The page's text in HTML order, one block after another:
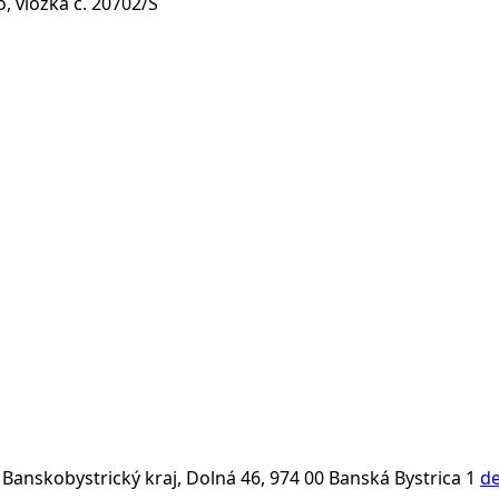
kraj, Dolná 46, 974 00 Banská Bystrica 1